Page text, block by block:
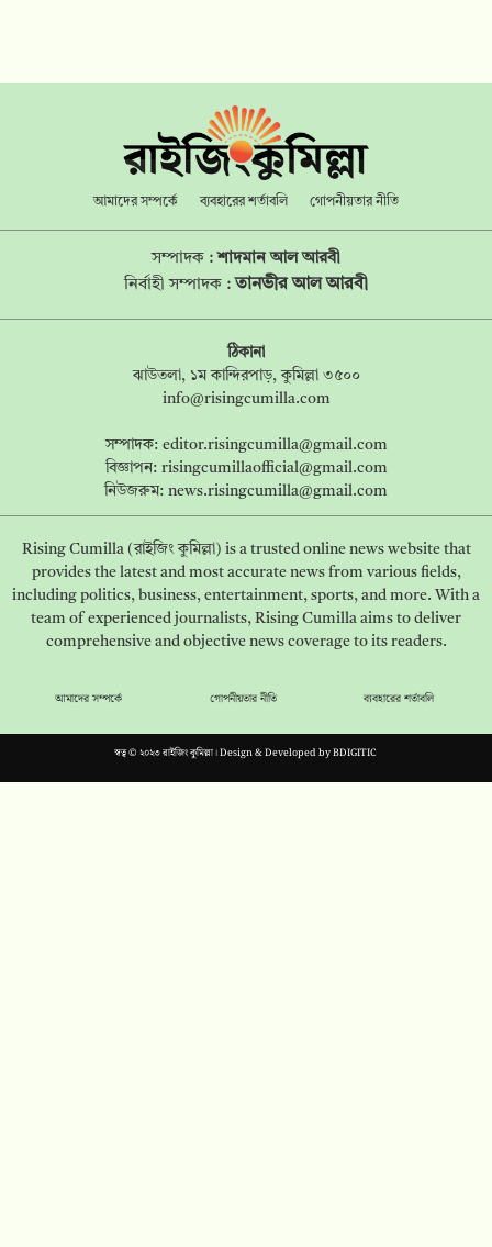
আমাদের সম্পর্কে ব্যবহারের শর্তাবলি গোপনীয়তার নীতি
সম্পাদক :শাদমান আল আরবী
নির্বাহী সম্পাদক : তানভীর আল আরবী
ঠিকানা
ঝাউতলা, ১ম কান্দিরপাড়, কুমিল্লা ৩৫০০
info@risingcumilla.com
সম্পাদক: editor.risingcumilla@gmail.com
বিজ্ঞাপন: risingcumillaofficial@gmail.com
নিউজরুম: news.risingcumilla@gmail.com
Rising Cumilla (রাইজিং কুমিল্লা) is a trusted online news website that
provides the latest and most accurate news from various fields,
including politics, business, entertainment, sports, and more. With a
team of experienced journalists, Rising Cumilla aims to deliver
comprehensive and objective news coverage to its readers.
আমাদের সম্পর্কে গোপনীয়তার নীতি ব্যবহারের শর্তাবলি
স্বত্ব © ২০২৩ রাইজিং কুমিল্লা। Design & Developed byBDIGITIC